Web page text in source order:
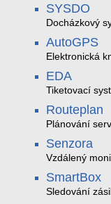
SYSDO
Docházkový
AutoGPS
Elektronická
EDA
Tiketovací
Routeplan
Plánování
Senzora
Vzdálený
SmartBox
Sledování